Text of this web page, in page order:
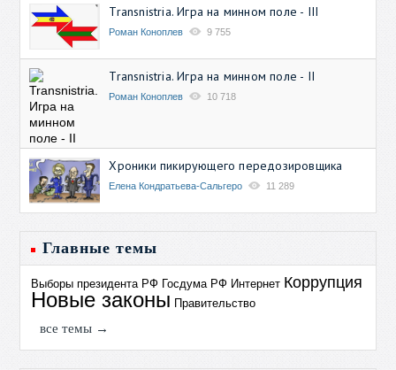
Transnistria. Игра на минном поле - III
Роман Коноплев 9 755
Transnistria. Игра на минном поле - II
Роман Коноплев 10 718
Хроники пикирующего передозировщика
Елена Кондратьева-Сальгеро 11 289
Главные темы
Выборы президента РФ Госдума РФ Интернет Коррупция
Новые законы Правительство
все темы →